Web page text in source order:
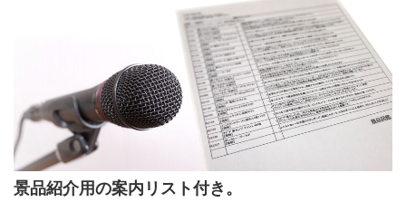
景品紹介用の案内リスト付き。